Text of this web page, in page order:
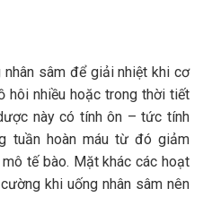
sâm để giải nhiệt khi cơ
hôi nhiều hoặc trong thời tiết
này có tính ôn – tức tính
tuần hoàn máu từ đó giảm
tế bào. Mặt khác các hoạt
khi uống nhân sâm nên